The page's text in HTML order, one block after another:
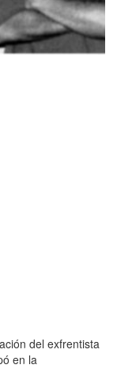
del exfrentista
en la